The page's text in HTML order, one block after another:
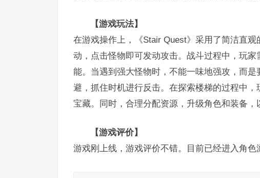
【游戏玩法】
在游戏操作上，《Stair Quest》采用了简洁直
动，点击怪物即可发动攻击。战斗过程中，玩
能。当遇到强大怪物时，不能一味地强攻，而
避，抓住时机进行反击。在探索楼梯的过程中
宝藏。同时，合理分配资源，升级角色和装备，
【游戏评价】
游戏刚上线，游戏评价不错。目前已经进入角色